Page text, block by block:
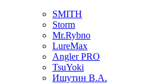
SMITH
Storm
Mr.Rybno
LureMax
Angler PRO
TsuYoki
Ишутин В.А.